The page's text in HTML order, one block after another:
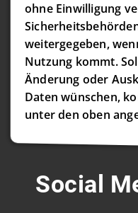
ohne Einwilligung
weitergegeben,
Nutzung kommt.
Änderung oder
Daten wünschen,
unter den oben
Social